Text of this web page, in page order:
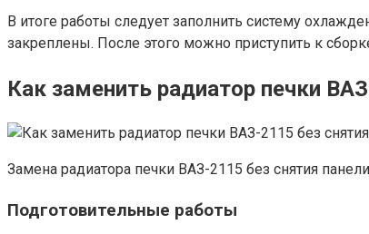
В итоге работы следует заполнить систему
закреплены. После этого можно приступить к
Как заменить радиатор печки
Замена радиатора печки ВАЗ-2115 без снятия
Подготовительные работы